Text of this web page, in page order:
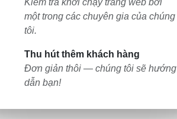
Kiểm tra khởi chạy trang web bởi
một trong các chuyên gia của chúng
tôi.
Thu hút thêm khách hàng
Đơn giản thôi — chúng tôi sẽ hướng
dẫn bạn!
bạn quyết định
của chúng